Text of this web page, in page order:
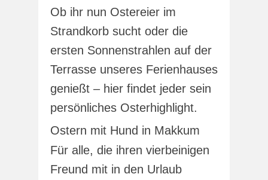
Ob ihr nun Ostereier im
Strandkorb sucht oder die
ersten Sonnenstrahlen auf der
Terrasse unseres Ferienhauses
genießt – hier findet jeder sein
persönliches Osterhighlight.
Ostern mit Hund in Makkum
Für alle, die ihren vierbeinigen
Freund mit in den Urlaub